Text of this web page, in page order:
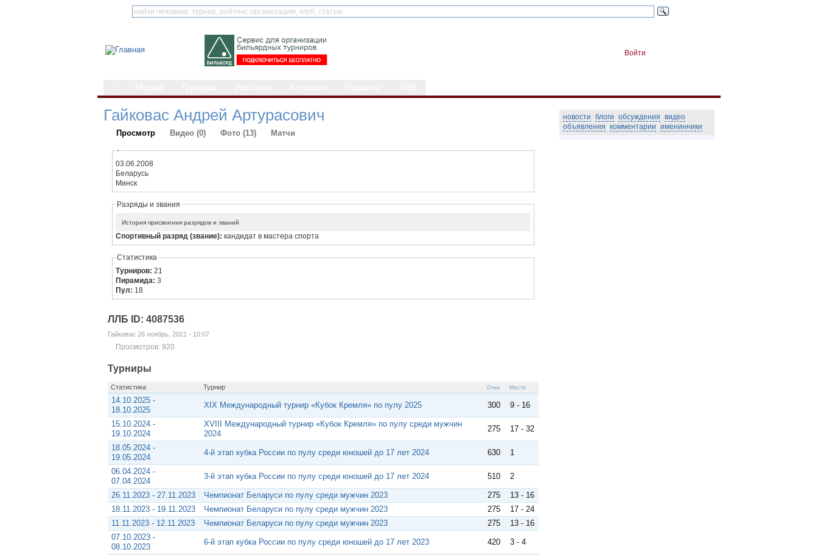
Войти
Гайковас Андрей Артурасович
Просмотр Видео (0) Фото (13) Матчи
-
03.06.2008
Беларусь
Минск
Разряды и звания
История присвоения разрядов и званий
Спортивный разряд (звание):кандидат в мастера спорта
Статистика
Турниров:21
Пирамида:3
Пул: 18
ЛЛБ ID: 4087536
Гайковас 26 ноябрь, 2021 - 10:07
Просмотров: 920
Турниры
Статистика Турнир Очки Место
14.10.2025 -
18.10.2025
XIX Международный турнир «Кубок Кремля» по пулу 2025 300 9 - 16
15.10.2024 -
19.10.2024
XVIII Международный турнир «Кубок Кремля» по пулу среди мужчин
2024
275 17 - 32
18.05.2024 -
19.05.2024
4-й этап кубка России по пулу среди юношей до 17 лет 2024 630 1
06.04.2024 -
07.04.2024
3-й этап кубка России по пулу среди юношей до 17 лет 2024 510 2
26.11.2023 - 27.11.2023 Чемпионат Беларуси по пулу среди мужчин 2023 275
13 - 16
18.11.2023 - 19.11.2023
Чемпионат Беларуси по пулу среди мужчин 2023 275
17 - 24
11.11.2023 - 12.11.2023
Чемпионат Беларуси по пулу среди мужчин 2023 275
13 - 16
07.10.2023 -
08.10.2023
6-й этап кубка России по пулу среди юношей до 17 лет 2023 420 3 - 4
новости блоги обсуждения видео
объявления комментарии именинники